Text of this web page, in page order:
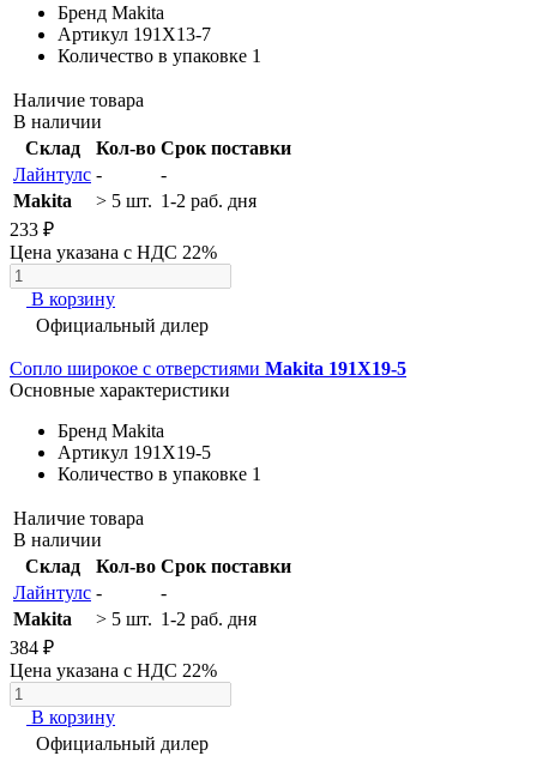
Бренд Makita
Артикул 191X13-7
Количество в упаковке 1
Наличие товара
В наличии
Склад
Кол-во Срок поставки
Лайнтулс -
-
Makita
> 5 шт. 1-2 раб. дня
233 ₽
Цена указана с НДС 22%
В корзину
Официальный дилер
Сопло широкое с отверстиями Makita 191X19-5
Основные характеристики
Бренд Makita
Артикул 191X19-5
Количество в упаковке 1
Наличие товара
В наличии
Склад
Кол-во Срок поставки
Лайнтулс -
-
Makita
> 5 шт. 1-2 раб. дня
384 ₽
Цена указана с НДС 22%
В корзину
Официальный дилер